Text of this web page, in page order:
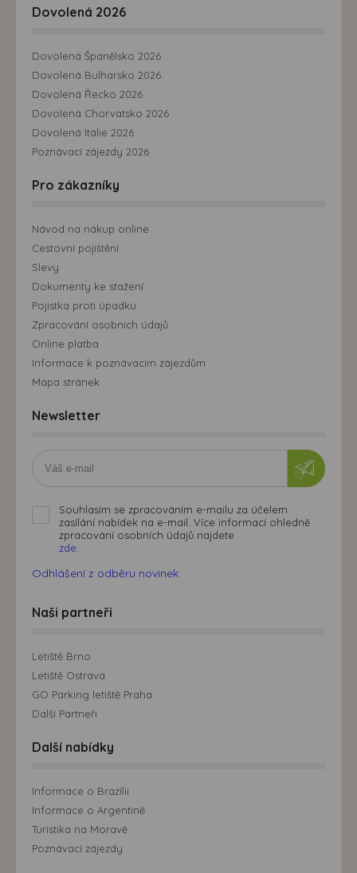
Dovolená 2026
Dovolená Španělsko 2026
Dovolená Bulharsko 2026
Dovolená Řecko 2026
Dovolená Chorvatsko 2026
Dovolená Itálie 2026
Poznávací zájezdy 2026
Pro zákazníky
Návod na nákup online
Cestovní pojištění
Slevy
Dokumenty ke stažení
Pojistka proti úpadku
Zpracování osobních údajů
Online platba
Informace k poznávacím zájezdům
Mapa stránek
Newsletter
Souhlasím se zpracováním e-mailu za účelem
zasílání nabídek na e-mail. Více informací ohledně
zpracování osobních údajů najdete
zde.
Odhlášení z odběru novinek
Naši partneři
Letiště Brno
Letiště Ostrava
GO Parking letiště Praha
Další Partneři
Další nabídky
Informace o Brazílii
Informace o Argentině
Turistika na Moravě
Poznávací zájezdy